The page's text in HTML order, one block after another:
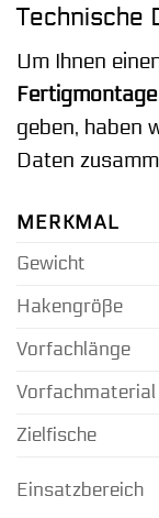
Technische
Um Ihnen
geben, haben
Daten
MERKMAL
Gewicht
Hakengröße
Vorfachlänge
Vorfachmaterial
Zielfische
Einsatzbereich